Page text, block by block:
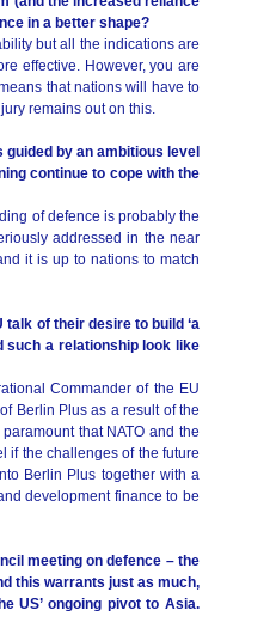
in a better shape?
but all the indications are
effective. However, you are
that nations will have to
remains out on this.
by an ambitious level
continue to cope with the
of defence is probably the
addressed in the near
it is up to nations to match
talk of their desire to build ‘a
such a relationship look like
Commander of the EU
Berlin Plus as a result of the
that NATO and the
if the challenges of the future
Berlin Plus together with a
development finance to be
meeting on defence – the
this warrants just as much,
US’ ongoing pivot to Asia.